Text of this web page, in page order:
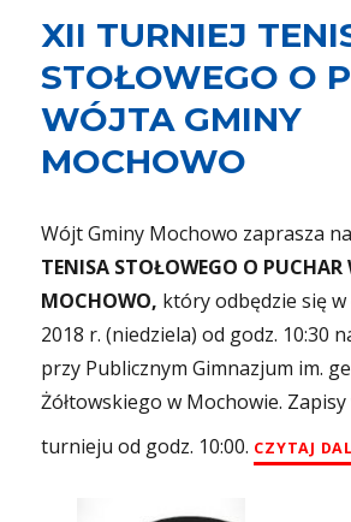
XII TURNIEJ
STOŁOWEGO O
WÓJTA GMINY
MOCHOWO
Wójt Gminy Mochowo zaprasza
TENISA STOŁOWEGO O
MOCHOWO, który odbędzie się
2018 r. (niedziela) od godz. 10:30
przy Publicznym Gimnazjum im.
Żółtowskiego w Mochowie.
turnieju od godz. 10:00. CZYTAJ